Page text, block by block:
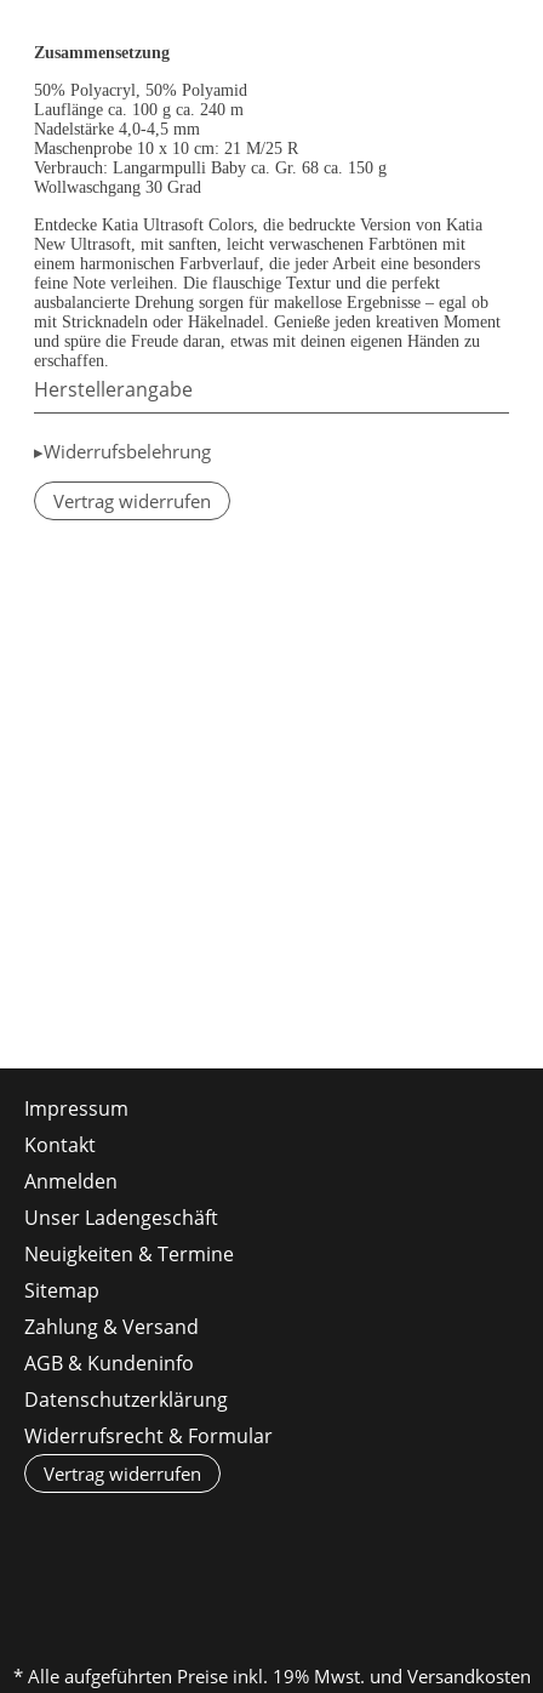
Zusammensetzung
50% Polyacryl, 50% Polyamid
Lauflänge ca. 100 g ca. 240 m
Nadelstärke 4,0-4,5 mm
Maschenprobe 10 x 10 cm: 21 M/25 R
Verbrauch: Langarmpulli Baby ca. Gr. 68 ca. 150 g
Wollwaschgang 30 Grad
Entdecke Katia Ultrasoft Colors, die bedruckte Version von Katia
New Ultrasoft, mit sanften, leicht verwaschenen Farbtönen mit
einem harmonischen Farbverlauf, die jeder Arbeit eine besonders
feine Note verleihen. Die flauschige Textur und die perfekt
ausbalancierte Drehung sorgen für makellose Ergebnisse – egal ob
mit Stricknadeln oder Häkelnadel. Genieße jeden kreativen Moment
und spüre die Freude daran, etwas mit deinen eigenen Händen zu
erschaffen.
Herstellerangabe
▸Widerrufsbelehrung
Vertrag widerrufen
Impressum
Kontakt
Anmelden
Unser Ladengeschäft
Neuigkeiten & Termine
Sitemap
Zahlung & Versand
AGB & Kundeninfo
Datenschutzerklärung
Widerrufsrecht & Formular
Vertrag widerrufen
* Alle aufgeführten Preise inkl. 19% Mwst. und Versandkosten